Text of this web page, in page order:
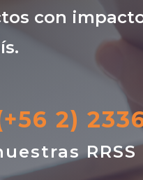
con
2)
RRSS